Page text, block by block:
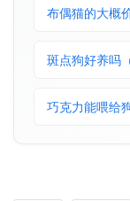
布偶猫的大概
斑点狗好养吗
巧克力能喂给